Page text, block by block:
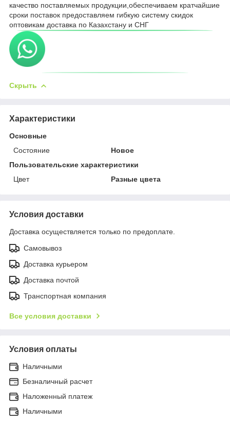
качество поставляемых продукции,обеспечиваем кратчайшие
сроки поставок предоставляем гибкую систему скидок
оптовикам доставка по Казахстану и СНГ
Скрыть
Характеристики
Основные
Состояние
Новое
Пользовательские характеристики
Цвет
Разные цвета
Условия доставки
Доставка осуществляется только по предоплате.
Самовывоз
Доставка курьером
Доставка почтой
Транспортная компания
Все условия доставки
Условия оплаты
Наличными
Безналичный расчет
Наложенный платеж
Наличными